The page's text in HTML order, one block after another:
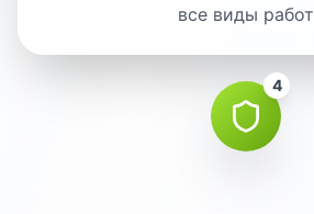
все виды работ
4